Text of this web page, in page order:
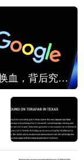
谷歌AI大换血，背后究竟发生了什么？